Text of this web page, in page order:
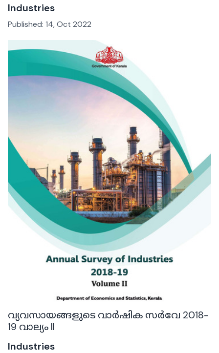
Industries
Published: 14, Oct 2022
വ്യവസായങ്ങളുടെ വാർഷിക സർവേ 2018-
19 വാല്യം II
Industries